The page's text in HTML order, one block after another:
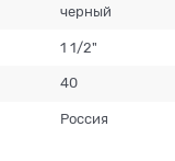
черный
1 1/2"
40
Россия